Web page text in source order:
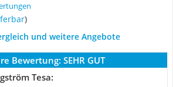
)
und weitere Angebote
Bewertung: SEHR GUT
Tesa: